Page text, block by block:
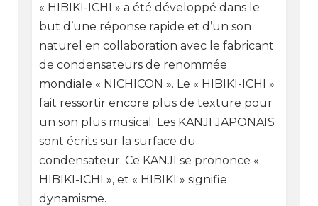
« HIBIKI-ICHI » a été développé dans le
but d’une réponse rapide et d’un son
naturel en collaboration avec le fabricant
de condensateurs de renommée
mondiale « NICHICON ». Le « HIBIKI-ICHI »
fait ressortir encore plus de texture pour
un son plus musical. Les KANJI JAPONAIS
sont écrits sur la surface du
condensateur. Ce KANJI se prononce «
HIBIKI-ICHI », et « HIBIKI » signifie
dynamisme.